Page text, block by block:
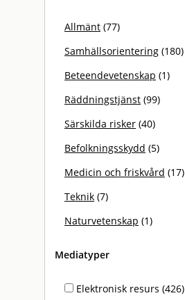
Allmänt (77)
Samhällsorientering (180)
Beteendevetenskap (1)
Räddningstjänst (99)
Särskilda risker (40)
Befolkningsskydd (5)
Medicin och friskvård (17)
Teknik (7)
Naturvetenskap (1)
Mediatyper
Elektronisk resurs (426)